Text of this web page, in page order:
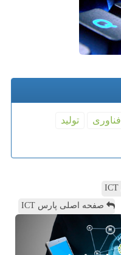
فناوری
تولید
صفحه اصلی پارس ICT